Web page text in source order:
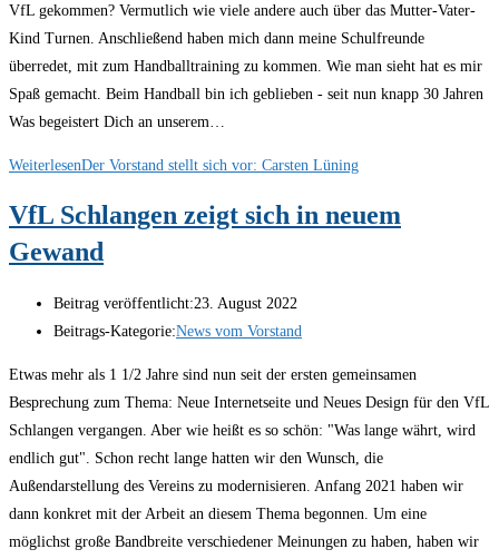
VfL gekommen? Vermutlich wie viele andere auch über das Mutter-Vater-
Kind Turnen. Anschließend haben mich dann meine Schulfreunde
überredet, mit zum Handballtraining zu kommen. Wie man sieht hat es mir
Spaß gemacht. Beim Handball bin ich geblieben - seit nun knapp 30 Jahren
Was begeistert Dich an unserem…
WeiterlesenDer Vorstand stellt sich vor: Carsten Lüning
VfL Schlangen zeigt sich in neuem
Gewand
Beitrag veröffentlicht:23. August 2022
Beitrags-Kategorie:News vom Vorstand
Etwas mehr als 1 1/2 Jahre sind nun seit der ersten gemeinsamen
Besprechung zum Thema: Neue Internetseite und Neues Design für den VfL
Schlangen vergangen. Aber wie heißt es so schön: "Was lange währt, wird
endlich gut". Schon recht lange hatten wir den Wunsch, die
Außendarstellung des Vereins zu modernisieren. Anfang 2021 haben wir
dann konkret mit der Arbeit an diesem Thema begonnen. Um eine
möglichst große Bandbreite verschiedener Meinungen zu haben, haben wir